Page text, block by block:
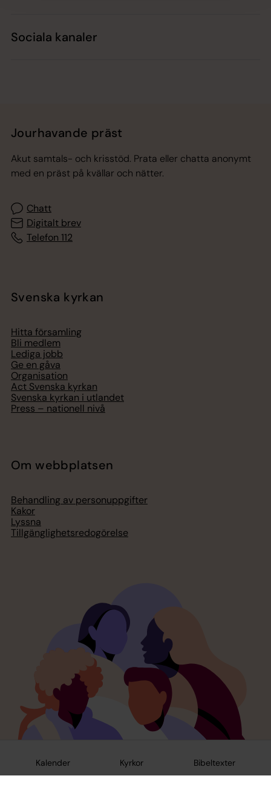
Kalender Kyrkor Bibeltexter
Sociala kanaler
Jourhavande präst
Akut samtals- och krisstöd. Prata eller chatta anonymt
med en präst på kvällar och nätter.
Chatt
Digitalt brev
Telefon 112
Svenska kyrkan
Hitta församling
Bli medlem
Lediga jobb
Ge en gåva
Organisation
Act Svenska kyrkan
Svenska kyrkan i utlandet
Press – nationell nivå
Om webbplatsen
Behandling av personuppgifter
Kakor
Lyssna
Tillgänglighetsredogörelse